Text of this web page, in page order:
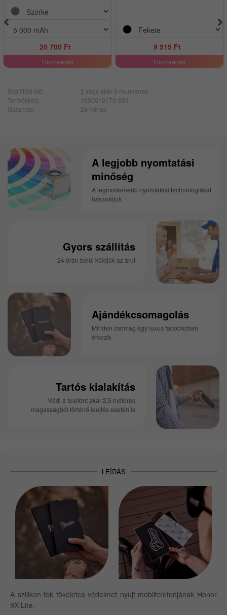
20 700 Ft
Hozzáadás
9 515 Ft
Hozzáadás
Szállítási idő:
2 vagy akár 3 munkanap.
Termékkód:
1650010179-989
Garancia:
24 hónap
A legjobb nyomtatási
minőség
A legmodernebb nyomtatási technológiákat
használjuk
Gyors szállítás
24 órán belül küldjük az árut
Ajándékcsomagolás
Minden csomag egy luxus fadobozban
érkezik
Tartós kialakítás
Védi a telefont akár 2,5 méteres
magasságból történő leejtés esetén is
LEÍRÁS
A szilikon tok tökéletes védelmet nyújt mobiltelefonjának Honor
9X Lite.